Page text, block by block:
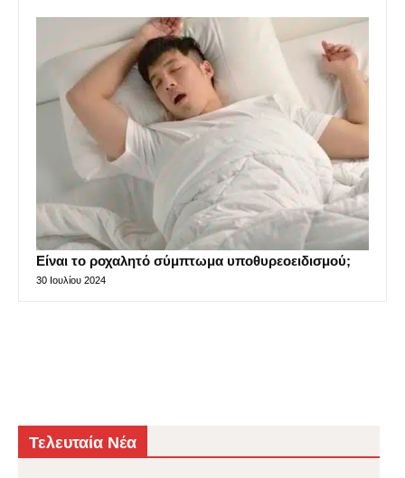
Είναι το ροχαλητό σύμπτωμα υποθυρεοειδισμού;
30 Ιουλίου 2024
Τελευταία Νέα